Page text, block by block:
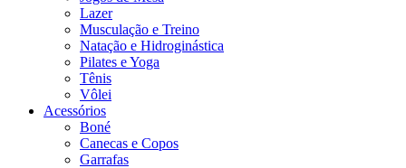
Lazer
Musculação e Treino
Natação e Hidroginástica
Pilates e Yoga
Tênis
Vôlei
Acessórios
Boné
Canecas e Copos
Garrafas